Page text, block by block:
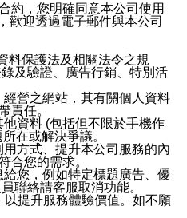
約，您明確同意本公司使用
歡迎透過電子郵件與本公司
料保護法及相關法令之規
及驗證、廣告行銷、特別活
營之網站，其有關個人資料
責任。
資料 (包括但不限於手機作
在或解決爭議。
方式、提升本公司服務的內
合您的需求。
您，例如特定標題廣告、優
聯絡請客服取消功能。
提升服務體驗價值。如不願